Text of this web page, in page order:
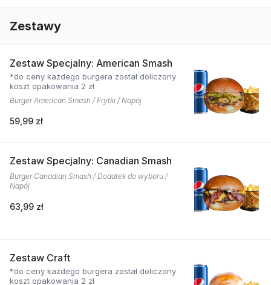
Zestawy
Zestaw Specjalny: American Smash
*do ceny każdego burgera został doliczony
koszt opakowania 2 zł
Burger American Smash / Frytki / Napój
59,99 zł
Zestaw Specjalny: Canadian Smash
Burger Canadian Smash / Dodatek do wyboru /
Napój
63,99 zł
Zestaw Craft
*do ceny każdego burgera został doliczony
koszt opakowania 2 zł